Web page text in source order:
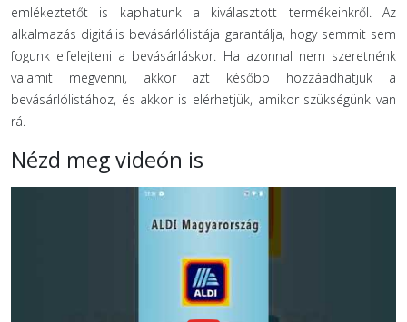
emlékeztetőt is kaphatunk a kiválasztott termékeinkről. Az
alkalmazás digitális bevásárlólistája garantálja, hogy semmit sem
fogunk elfelejteni a bevásárláskor. Ha azonnal nem szeretnénk
valamit megvenni, akkor azt később hozzáadhatjuk a
bevásárlólistához, és akkor is elérhetjük, amikor szükségünk van
rá.
Nézd meg videón is